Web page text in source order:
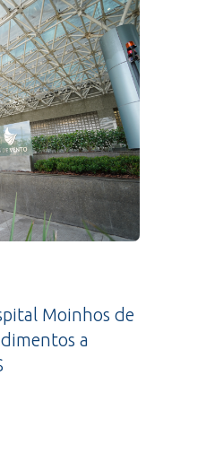
Moinhos de
a